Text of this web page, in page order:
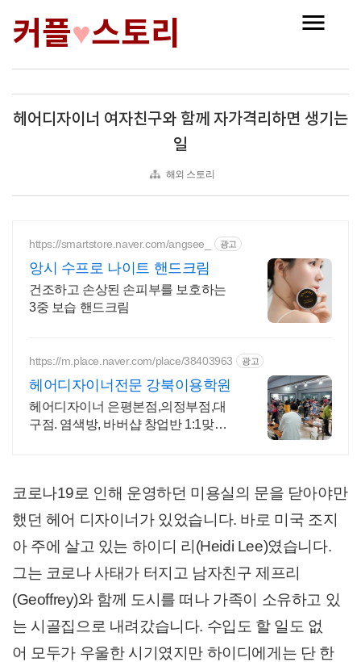
커플♥스토리
헤어디자이너 여자친구와 함께 자가격리하면 생기는
일
해외 스토리
https://smartstore.naver.com/angsee_ 광고
앙시 수프로 나이트 핸드크림
건조하고 손상된 손피부를 보호하는
3중 보습 핸드크림
https://m.place.naver.com/place/38403963 광고
헤어디자이너전문 강북이용학원
헤어디자이너 은평본점,의정부점,대
구점. 염색방, 바버샵 창업반 1:1맞춤
코로나19로 인해 운영하던 미용실의 문을 닫아야만
했던 헤어 디자이너가 있었습니다. 바로 미국 조지
아 주에 살고 있는 하이디 리(Heidi Lee)였습니다.
그는 코로나 사태가 터지고 남자친구 제프리
(Geoffrey)와 함께 도시를 떠나 가족이 소유하고 있
는 시골집으로 내려갔습니다. 수입도 할 일도 없
어 모두가 우울한 시기였지만 하이디에게는 단 한